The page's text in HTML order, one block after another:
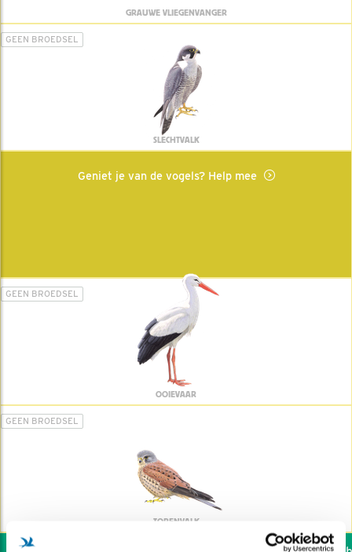
GRAUWE VLIEGENVANGER
GEEN BROEDSEL
SLECHTVALK
Geniet je van de vogels? Help mee
GEEN BROEDSEL
OOIEVAAR
GEEN BROEDSEL
TORENVALK